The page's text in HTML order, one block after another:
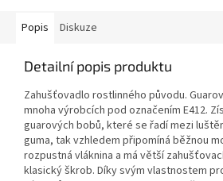
Popis Diskuze
Detailní popis produktu
Zahušťovadlo rostlinného původu.
mnoha výrobcích pod označením E412.
guarových bobů, které se řadí mezi
guma, tak vzhledem připomíná běžnou
rozpustná vláknina a má větší
klasický škrob. Díky svým vlastnostem